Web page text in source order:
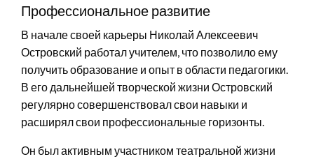
Профессиональное развитие
В начале своей карьеры Николай Алексеевич
Островский работал учителем, что позволило ему
получить образование и опыт в области педагогики.
В его дальнейшей творческой жизни Островский
регулярно совершенствовал свои навыки и
расширял свои профессиональные горизонты.
Он был активным участником театральной жизни